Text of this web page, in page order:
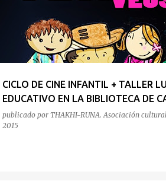
CICLO DE CINE INFANTIL + TALLER
EDUCATIVO EN LA BIBLIOTECA DE
publicado por THAKHI-RUNA. Asociación cultural
2015